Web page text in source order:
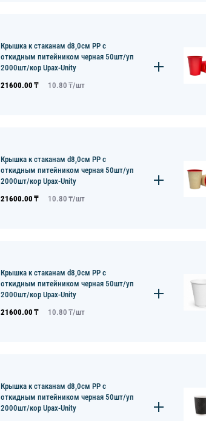
Крышка к стаканам d8,0см PP с
откидным питейником черная 50шт/уп
2000шт/кор Upax-Unity
21600.00 ₸ 10.80 ₸/шт
Крышка к стаканам d8,0см PP с
откидным питейником черная 50шт/уп
2000шт/кор Upax-Unity
21600.00 ₸ 10.80 ₸/шт
Крышка к стаканам d8,0см PP с
откидным питейником черная 50шт/уп
2000шт/кор Upax-Unity
21600.00 ₸ 10.80 ₸/шт
Крышка к стаканам d8,0см PP с
откидным питейником черная 50шт/уп
2000шт/кор Upax-Unity